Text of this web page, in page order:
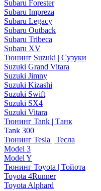
Subaru Forester
Subaru Impreza
Subaru Legacy
Subaru Outback
Subaru Tribeca
Subaru XV
Тюнинг Suzuki | Сузуки
Suzuki Grand Vitara
Suzuki Jimny
Suzuki Kizashi
Suzuki Swift
Suzuki SX4
Suzuki Vitara
Тюнинг Tank | Танк
Tank 300
Тюнинг Tesla | Тесла
Model 3
Model Y
Тюнинг Toyota | Тойота
Toyota 4Runner
Toyota Alphard